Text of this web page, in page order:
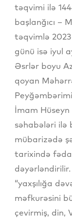
təqvimi ilə
başlanğıcı –
təqvimlə
günü isə iyul
Əsrlər boyu
qoyan
İmam Hüseyn
səhabələri ilə
mübarizədə
tarixində
“yaxşılığa
məfkurəsini
çevirmiş, din,